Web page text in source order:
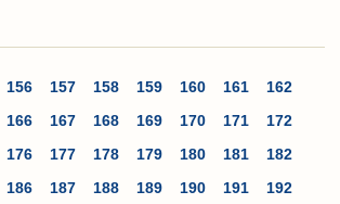
156 157 158 159 160 161
162
166 167 168 169 170 171
172
176 177 178 179 180 181
182
186 187 188 189 190 191
192